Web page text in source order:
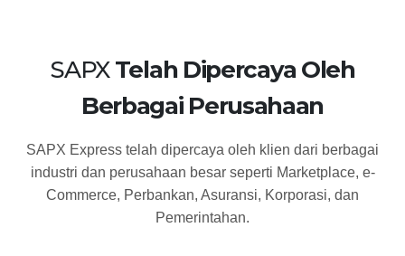
SAPXTelah Dipercaya Oleh
Berbagai Perusahaan
SAPX Express telah dipercaya oleh klien dari berbagai
industri dan perusahaan besar seperti Marketplace, e-
Commerce, Perbankan, Asuransi, Korporasi, dan
Pemerintahan.